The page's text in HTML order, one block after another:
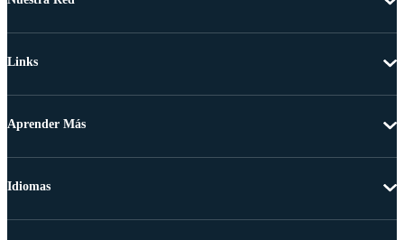
Links
Aprender Más
Idiomas